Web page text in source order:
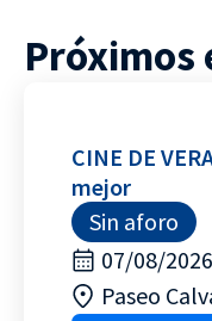
Próximos
CINE DE
mejor
Sin aforo
07/08/2026
Paseo